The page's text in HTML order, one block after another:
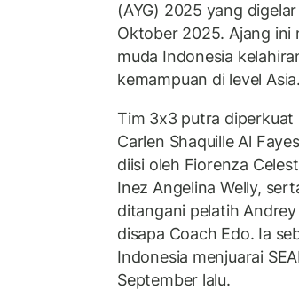
(AYG) 2025 yang
Oktober 2025. Ajang ini
muda Indonesia
kemampuan di level Asia.
Tim 3x3 putra
Carlen Shaquille Al
diisi oleh Fiorenza
Inez Angelina Welly,
ditangani pelatih
disapa Coach Edo. Ia
Indonesia menjuarai
September lalu.